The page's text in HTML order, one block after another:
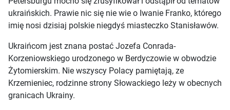
ukraińskich. Prawie nic się nie wie o Iwanie Franko, którego
imię nosi dzisiaj polskie niegdyś miasteczko Stanisławów.
Ukraińcom jest znana postać Jozefa Conrada-
Korzeniowskiego urodzonego w Berdyczowie w obwodzie
Żytomierskim. Nie wszyscy Polacy pamiętają, ze
Krzemieniec, rodzinne strony Słowackiego leży w obecnych
granicach Ukrainy.